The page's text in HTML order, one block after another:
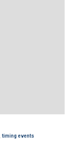
,timing events